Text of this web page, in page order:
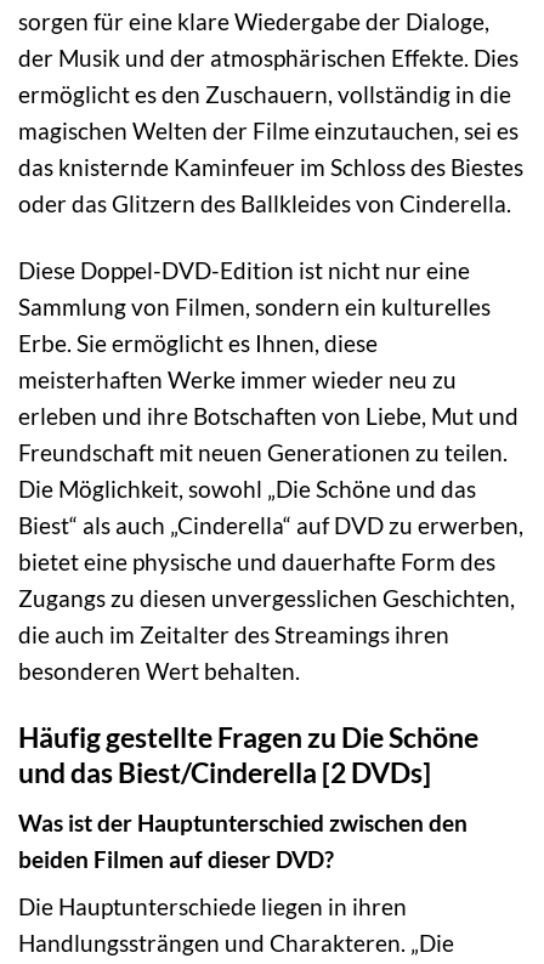
sorgen für eine klare Wiedergabe der Dialoge,
der Musik und der atmosphärischen Effekte. Dies
ermöglicht es den Zuschauern, vollständig in die
magischen Welten der Filme einzutauchen, sei es
das knisternde Kaminfeuer im Schloss des Biestes
oder das Glitzern des Ballkleides von Cinderella.
Diese Doppel-DVD-Edition ist nicht nur eine
Sammlung von Filmen, sondern ein kulturelles
Erbe. Sie ermöglicht es Ihnen, diese
meisterhaften Werke immer wieder neu zu
erleben und ihre Botschaften von Liebe, Mut und
Freundschaft mit neuen Generationen zu teilen.
Die Möglichkeit, sowohl „Die Schöne und das
Biest“ als auch „Cinderella“ auf DVD zu erwerben,
bietet eine physische und dauerhafte Form des
Zugangs zu diesen unvergesslichen Geschichten,
die auch im Zeitalter des Streamings ihren
besonderen Wert behalten.
Häufig gestellte Fragen zu Die Schöne
und das Biest/Cinderella [2 DVDs]
Was ist der Hauptunterschied zwischen den
beiden Filmen auf dieser DVD?
Die Hauptunterschiede liegen in ihren
Handlungssträngen und Charakteren. „Die